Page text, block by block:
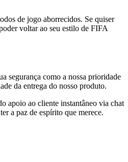
de jogo aborrecidos. Se quiser
voltar ao seu estilo de FIFA
segurança como a nossa prioridade
da entrega do nosso produto.
apoio ao cliente instantâneo via chat
a paz de espírito que merece.